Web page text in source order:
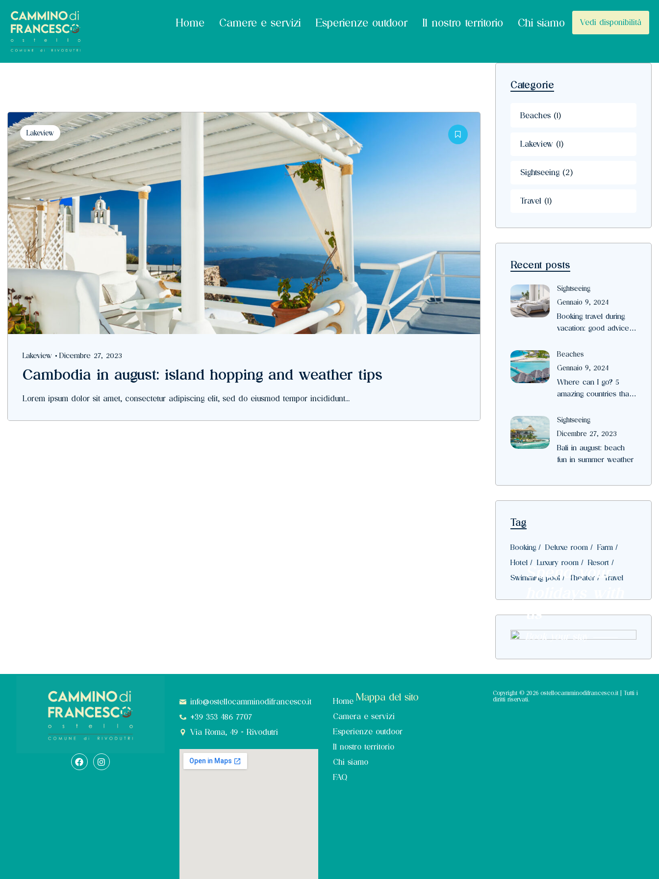
Home Camere e servizi Esperienze outdoor Il nostro territorio Chi siamo Vedi disponibilità
Lakeview
Lakeview Dicembre 27, 2023
Cambodia in august: island hopping and weather tips
Lorem ipsum dolor sit amet, consectetur adipiscing elit, sed do eiusmod tempor incididunt...
Categorie
Beaches(1)
Lakeview(1)
Sightseeing(2)
Travel (1)
Recent posts
Sightseeing
Gennaio 9, 2024
Booking travel during
vacation: good advice
Beaches
Gennaio 9, 2024
Where can I go? 5
amazing countries that
Sightseeing
Dicembre 27, 2023
Bali in august: beach
fun in summer weather
Tag
Booking Deluxe room
Farm
Hotel
Luxury room
Resort
Swimming pool
Theater Travel
Spend your
us
Book your stay
info@ostellocamminodifrancesco.it
+39 353 486 7707
Via Roma, 49 - Rivodutri
Mappa del sito
Home
Camera e servizi
Esperienze outdoor
Il nostro territorio
Chi siamo
FAQ
Copyright © 2026 ostellocamminodifrancesco.it | Tutti i
diritti riservati.